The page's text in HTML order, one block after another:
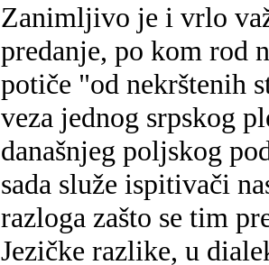
Zanimljivo je i vrlo
predanje, po kom rod
potiče "od nekrštenih
veza jednog srpskog
današnjeg poljskog
sada služe ispitivači
razloga zašto se tim
Jezičke razlike, u